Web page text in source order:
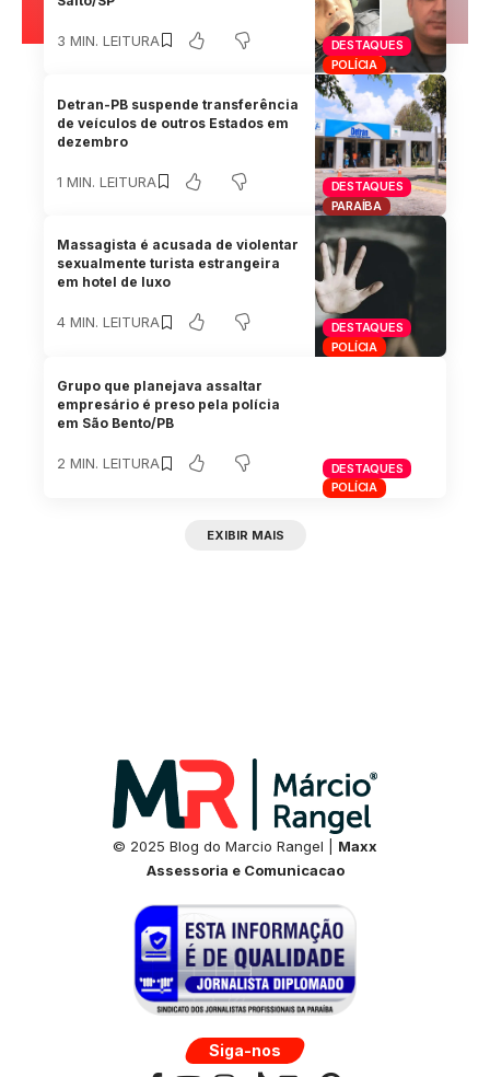
DESTAQUES
POLÍCIA
3 MIN. LEITURA
DESTAQUES
PARAÍBA
Detran-PB suspende transferência
de veículos de outros Estados em
dezembro
1 MIN. LEITURA
DESTAQUES
POLÍCIA
Massagista é acusada de violentar
sexualmente turista estrangeira
em hotel de luxo
4 MIN. LEITURA
DESTAQUES
POLÍCIA
Grupo que planejava assaltar
empresário é preso pela polícia
em São Bento/PB
2 MIN. LEITURA
EXIBIR MAIS
© 2025 Blog do Marcio Rangel | Maxx
Assessoria e Comunicacao
Siga-nos